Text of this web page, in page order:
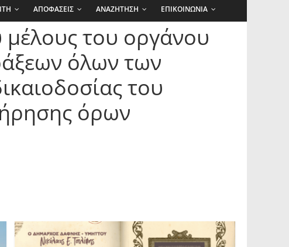
ΑΠΟΦΑΣΕΙΣ ΑΝΑΖΗΤΗΣΗ ΕΠΙΚΟΙΝΩΝΙΑ
του οργάνου
όλων των
του
όρων